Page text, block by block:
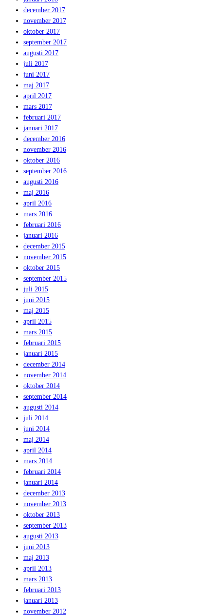
december 2017
november 2017
oktober 2017
september 2017
augusti 2017
juli 2017
juni 2017
maj 2017
april 2017
mars 2017
februari 2017
januari 2017
december 2016
november 2016
oktober 2016
september 2016
augusti 2016
maj 2016
april 2016
mars 2016
februari 2016
januari 2016
december 2015
november 2015
oktober 2015
september 2015
juli 2015
juni 2015
maj 2015
april 2015
mars 2015
februari 2015
januari 2015
december 2014
november 2014
oktober 2014
september 2014
augusti 2014
juli 2014
juni 2014
maj 2014
april 2014
mars 2014
februari 2014
januari 2014
december 2013
november 2013
oktober 2013
september 2013
augusti 2013
juni 2013
maj 2013
april 2013
mars 2013
februari 2013
januari 2013
november 2012